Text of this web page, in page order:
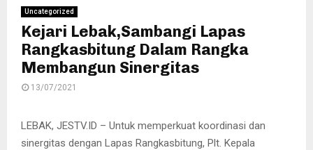
Uncategorized
Kejari Lebak,Sambangi Lapas
Rangkasbitung Dalam Rangka
Membangun Sinergitas
13/07/2021
LEBAK, JESTV.ID – Untuk memperkuat koordinasi dan
sinergitas dengan Lapas Rangkasbitung, Plt. Kepala